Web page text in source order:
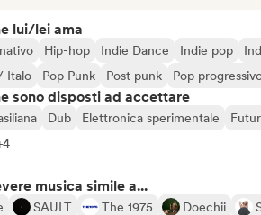
lui/lei ama
Hip-hop Indie Dance Indie pop
Italo
Pop Punk Post punk Pop
sono disposti ad accettare
Dub Elettronica sperimentale
musica simile a...
SAULT The 1975 Doechii